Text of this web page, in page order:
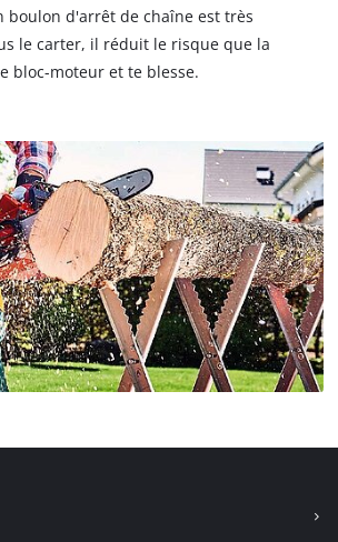
boulon d'arrêt de chaîne est très
le carter, il réduit le risque que la
bloc-moteur et te blesse.